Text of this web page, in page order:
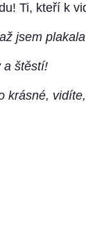
Ti, kteří k
jsem plakala
a štěstí!
krásné,